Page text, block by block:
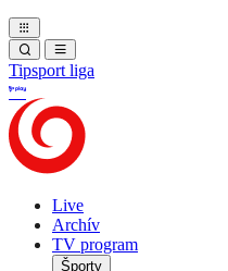
Tipsport liga
Live
Archív
TV program
Športy